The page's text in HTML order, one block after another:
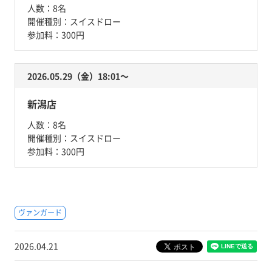
人数： 8名
開催種別： スイスドロー
参加料： 300円
2026.05.29（金）18:01〜
新潟店
人数： 8名
開催種別： スイスドロー
参加料： 300円
ヴァンガード
2026.04.21